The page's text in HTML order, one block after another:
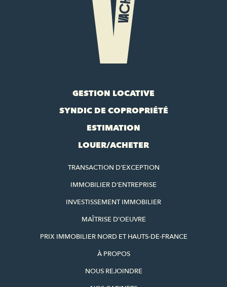
GESTION LOCATIVE
SYNDIC DE COPROPRIÉTÉ
ESTIMATION
LOUER/ACHETER
TRANSACTION D'EXCEPTION
IMMOBILIER D'ENTREPRISE
INVESTISSEMENT IMMOBILIER
MAÎTRISE D'OEUVRE
PRIX IMMOBILIER NORD ET HAUTS-DE-FRANCE
À PROPOS
NOUS REJOINDRE